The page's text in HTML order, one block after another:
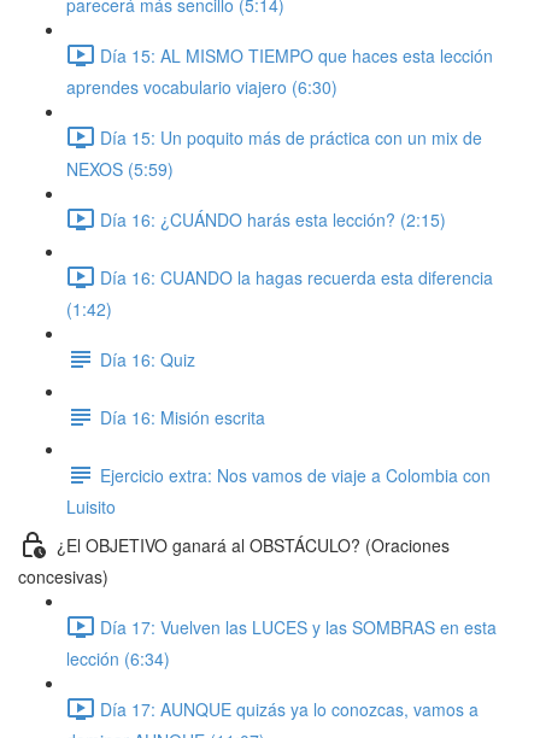
parecerá más sencillo (5:14)
Día 15: AL MISMO TIEMPO que haces esta lección
aprendes vocabulario viajero (6:30)
Día 15: Un poquito más de práctica con un mix de
NEXOS (5:59)
Día 16: ¿CUÁNDO harás esta lección? (2:15)
Día 16: CUANDO la hagas recuerda esta diferencia
(1:42)
Día 16: Quiz
Día 16: Misión escrita
Ejercicio extra: Nos vamos de viaje a Colombia con
Luisito
¿El OBJETIVO ganará al OBSTÁCULO? (Oraciones
concesivas)
Día 17: Vuelven las LUCES y las SOMBRAS en esta
lección (6:34)
Día 17: AUNQUE quizás ya lo conozcas, vamos a